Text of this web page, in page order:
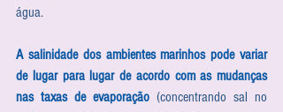
água.
A salinidade dos ambientes marinhos pode variar
de lugar para lugar de acordo com as mudanças
nas taxas de evaporação (concentrando sal no